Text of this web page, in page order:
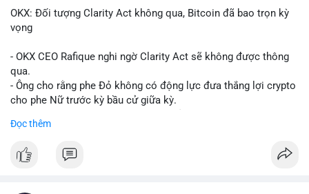
OKX: Đối tượng Clarity Act không qua, Bitcoin đã bao trọn kỳ
vọng
- OKX CEO Rafique nghi ngờ Clarity Act sẽ không được thông
qua.
- Ông cho rằng phe Đỏ không có động lực đưa thắng lợi crypto
cho phe Nữ trước kỳ bầu cử giữa kỳ.
hỗ trợ pháp lý.
Đọc thêm